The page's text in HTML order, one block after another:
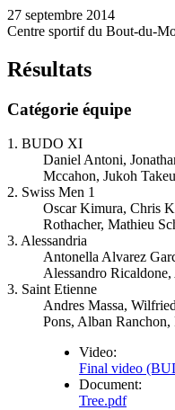
27 septembre 2014
Centre sportif du Bout-du-
Résultats
Catégorie équipe
1. BUDO XI
Daniel Antoni,
Mccahon, Jukoh
2. Swiss Men 1
Oscar Kimura, Chris
Rothacher, Mathieu
3. Alessandria
Antonella Alvarez
Alessandro
3. Saint Etienne
Andres Massa,
Pons, Alban Ranchon,
Video:
Final video
Document:
Tree.pdf